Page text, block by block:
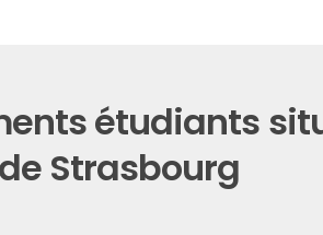
étudiants
Strasbourg